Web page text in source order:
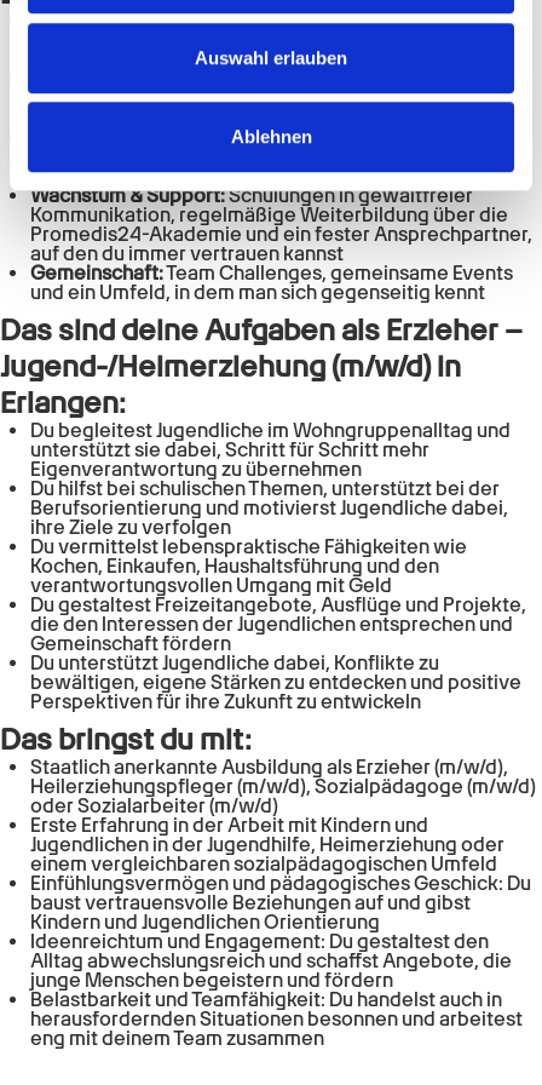
personalisieren, Funktionen für soziale Medien anbieten
zu können und die Zugriffe auf unsere Website zu
soziale Medien, Werbung und Analysen weiter. Unsere
Partner führen diese Informationen möglicherweise mit
weiteren Daten zusammen, die Sie ihnen bereitgestellt
haben oder die sie im Rahmen Ihrer Nutzung der Dienste
gesammelt haben.
Auswahl erlauben
Ablehnen
Gehalt & Extras:übertariflich nach GVP Tarifvertrag –
Fahrkostenzuschuss, ein faires Arbeitszeitkonto für all
Gesundheit & Ausgleich:Wellhub-Mitgliedschaft für
Stressprävention nach deinem Bedarf
Wachstum & Support:Schulungen in gewaltfreier
Kommunikation, regelmäßige Weiterbildung über die
Promedis24-Akademie und ein fester Ansprechpartner,
auf den du immer vertrauen kannst
Gemeinschaft:Team Challenges, gemeinsame Events
und ein Umfeld, in dem man sich gegenseitig kennt
Das sind deine Aufgaben als Erzieher –
Jugend-/Heimerziehung (m/w/d)in
Erlangen:
Du begleitest Jugendliche im Wohngruppenalltag und
unterstützt sie dabei, Schritt für Schritt mehr
Eigenverantwortung zu übernehmen
Du hilfst bei schulischen Themen, unterstützt bei der
Berufsorientierung und motivierst Jugendliche dabei,
ihre Ziele zu verfolgen
Du vermittelst lebenspraktische Fähigkeiten wie
Kochen, Einkaufen, Haushaltsführung und den
verantwortungsvollen Umgang mit Geld
Du gestaltest Freizeitangebote, Ausflüge und Projekte,
die den Interessen der Jugendlichen entsprechen und
Gemeinschaft fördern
Du unterstützt Jugendliche dabei, Konflikte zu
bewältigen, eigene Stärken zu entdecken und positive
Perspektiven für ihre Zukunft zu entwickeln
Das bringst du mit:
Staatlich anerkannte Ausbildung als Erzieher (m/w/d),
Heilerziehungspfleger (m/w/d), Sozialpädagoge (m/w/d)
oder Sozialarbeiter (m/w/d)
Erste Erfahrung in der Arbeit mit Kindern und
Jugendlichen in der Jugendhilfe, Heimerziehung oder
einem vergleichbaren sozialpädagogischen Umfeld
Einfühlungsvermögen und pädagogisches Geschick: Du
baust vertrauensvolle Beziehungen auf und gibst
Kindern und Jugendlichen Orientierung
Ideenreichtum und Engagement: Du gestaltest den
Alltag abwechslungsreich und schaffst Angebote, die
junge Menschen begeistern und fördern
Belastbarkeit und Teamfähigkeit: Du handelst auch in
herausfordernden Situationen besonnen und arbeitest
eng mit deinem Team zusammen